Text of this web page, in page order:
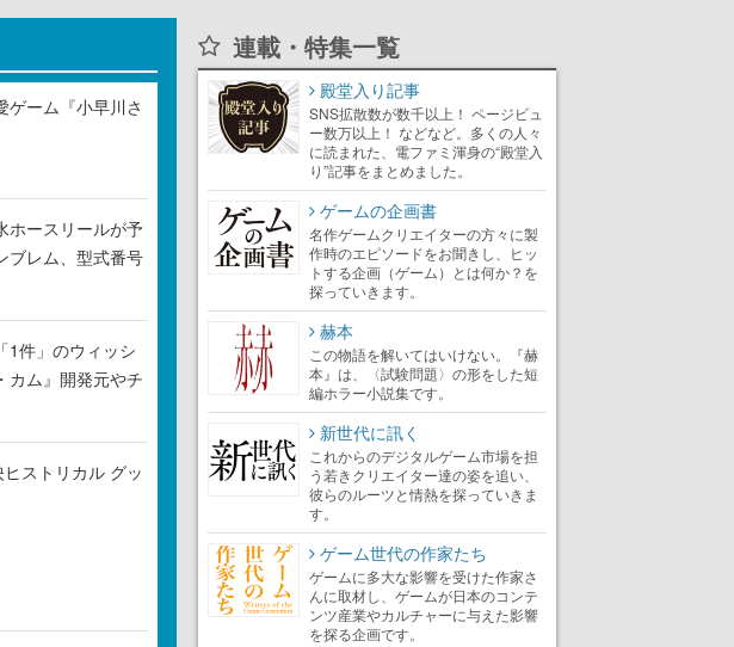
ゲーム『小早川さ
ホースリールが予
ブレム、型式番号
1件」のウィッシ
カム』開発元やチ
ストリカル グッ
連載・特集一覧
殿堂入り記事
SNS拡散数が数千以上！ ページビュ
ー数万以上！ などなど。多くの人々
に読まれた、電ファミ渾身の“殿堂入
り”記事をまとめました。
ゲームの企画書
名作ゲームクリエイターの方々に製
作時のエピソードをお聞きし、ヒッ
トする企画（ゲーム）とは何か？を
探っていきます。
赫本
この物語を解いてはいけない。『赫
本』は、〈試験問題〉の形をした短
編ホラー小説集です。
新世代に訊く
これからのデジタルゲーム市場を担
う若きクリエイター達の姿を追い、
彼らのルーツと情熱を探っていきま
す。
ゲーム世代の作家たち
ゲームに多大な影響を受けた作家さ
んに取材し、ゲームが日本のコンテ
ンツ産業やカルチャーに与えた影響
を探る企画です。